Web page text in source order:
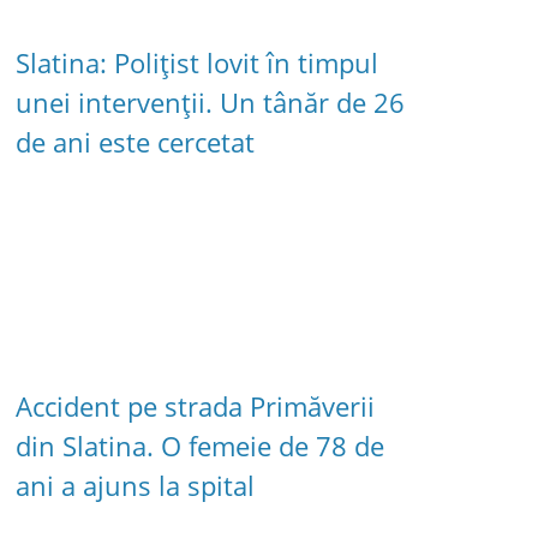
Slatina: Polițist lovit în timpul
unei intervenții. Un tânăr de 26
de ani este cercetat
Accident pe strada Primăverii
din Slatina. O femeie de 78 de
ani a ajuns la spital